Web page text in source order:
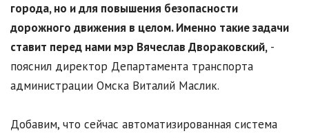
города, но и для повышения безопасности
дорожного движения в целом. Именно такие задачи
ставит перед нами мэр Вячеслав Двораковский, -
пояснил директор Департамента транспорта
администрации Омска Виталий Маслик.
Добавим, что сейчас автоматизированная система